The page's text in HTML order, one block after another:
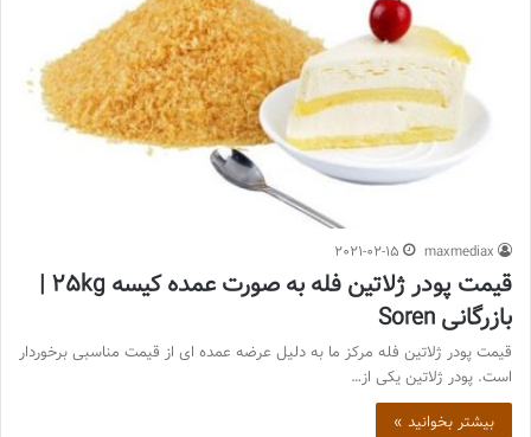
maxmediax
2021-02-15
قیمت پودر ژلاتین فله به صورت عمده کیسه 25kg |
بازرگانی Soren
قیمت پودر ژلاتین فله مرکز ما به دلیل عرضه عمده ای از قیمت مناسبی برخوردار
است. پودر ژلاتین یکی از…
بیشتر بخوانید »